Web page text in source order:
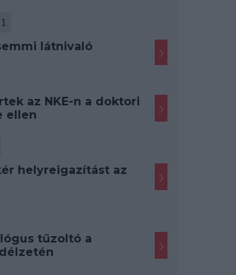
látnivaló
az NKE-n a doktori
ellen
helyreigazítást az
tűzoltó a